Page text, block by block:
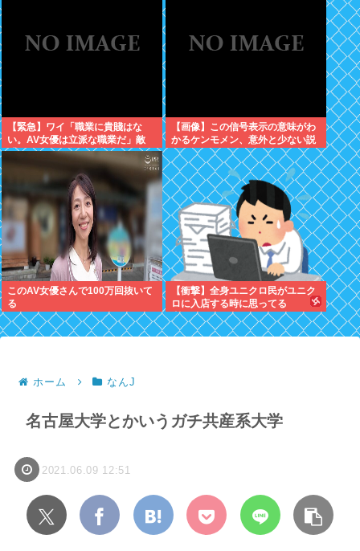
【緊急】ワイ「職業に貴賤はな
い。AV女優は立派な職業だ」敵
「じゃあ君の娘がAV出てもええ
の？」
【画像】この信号表示の意味がわ
かるケンモメン、意外と少ない説
このAV女優さんで100万回抜いて
る
【衝撃】全身ユニクロ民がユニク
ロに入店する時に思ってる
事・・・・・
ホーム なんJ
名古屋大学とかいうガチ共産系大学
2021.06.09 12:51